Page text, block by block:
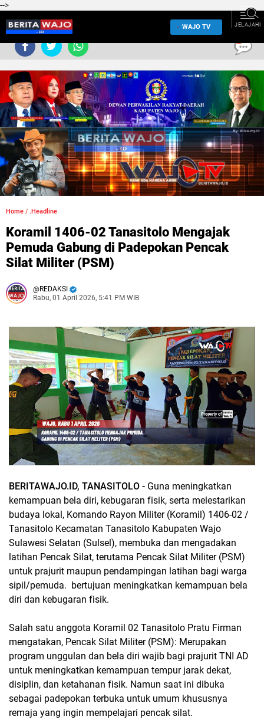
-->
WAJO TV JELAJAHI
Home / .Headline
Koramil 1406-02 Tanasitolo Mengajak
Pemuda Gabung di Padepokan Pencak
Silat Militer (PSM)
REDAKSI
Rabu, 01 April 2026, 5:41 PM WIB
BERITAWAJO.ID, TANASITOLO - Guna meningkatkan
kemampuan bela diri, kebugaran fisik, serta melestarikan
budaya lokal, Komando Rayon Militer (Koramil) 1406-02 /
Tanasitolo Kecamatan Tanasitolo Kabupaten Wajo
Sulawesi Selatan (Sulsel), membuka dan mengadakan
latihan Pencak Silat, terutama Pencak Silat Militer (PSM)
untuk prajurit maupun pendampingan latihan bagi warga
sipil/pemuda. bertujuan meningkatkan kemampuan bela
diri dan kebugaran fisik.
Salah satu anggota Koramil 02 Tanasitolo Pratu Firman
mengatakan, Pencak Silat Militer (PSM): Merupakan
program unggulan dan bela diri wajib bagi prajurit TNI AD
untuk meningkatkan kemampuan tempur jarak dekat,
disiplin, dan ketahanan fisik. Namun saat ini dibuka
sebagai padepokan terbuka untuk umum khususnya
remaja yang ingin mempelajari pencak silat.